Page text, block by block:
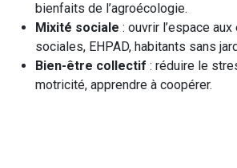
bienfaits de l’agroécologie.
Mixité sociale : ouvrir l’espace
sociales, EHPAD, habitants sans
Bien-être collectif : réduire le
motricité, apprendre à coopérer.